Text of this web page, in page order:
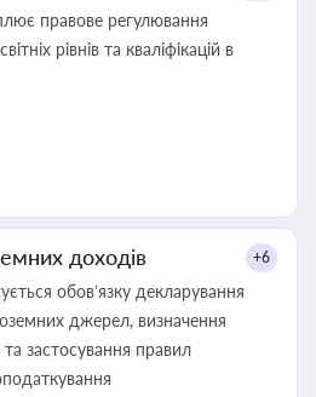
правове регулювання
рівнів та кваліфікацій в
доходів +6
обов’язку декларування
джерел, визначення
застосування правил